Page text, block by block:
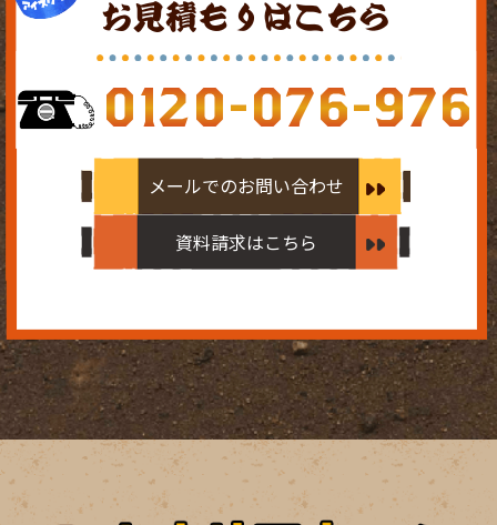
お見積もりはこちら
0120-076-976
メールでのお問い合わせ
資料請求はこちら